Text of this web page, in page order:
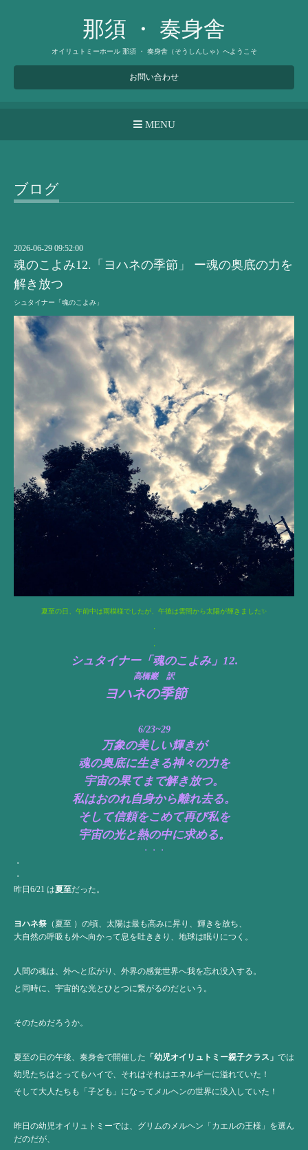
那須 ・ 奏身舎
オイリュトミーホール 那須 ・ 奏身舎（そうしんしゃ）へようこそ
お問い合わせ
MENU
ブログ
2026-06-29 09:52:00
魂のこよみ12.「ヨハネの季節」 ー魂の奥底の力を
解き放つ
シュタイナー「魂のこよみ」
夏至の日、午前中は雨模様でしたが、午後は雲間から太陽が輝きました✨
・
・
シュタイナー「魂のこよみ」12.
高橋巖 訳
ヨハネの季節
6/23~29
万象の美しい輝きが
魂の奥底に生きる神々の力を
宇宙の果てまで解き放つ。
私はおのれ自身から離れ去る。
そして信頼をこめて再び私を
宇宙の光と熱の中に求める。
・・・
・
・
昨日6/21 は夏至だった。
ヨハネ祭 （夏至 ）の頃、太陽は最も高みに昇り、輝きを放ち、
大自然の呼吸も外へ向かって息を吐ききり、地球は眠りにつく。
人間の魂は、外へと広がり、外界の感覚世界へ我を忘れ没入する。
と同時に、宇宙的な光とひとつに繋がるのだという。
そのためだろうか。
夏至の日の午後、奏身舎で開催した 「幼児オイリュトミー親子クラス」 では
幼児たちはとってもハイで、それはそれはエネルギーに溢れていた！
そして大人たちも「子ども」になってメルヘンの世界に没入していた！
昨日の幼児オイリュトミーでは、グリムのメルヘン「カエルの王様」を選ん
だのだが、